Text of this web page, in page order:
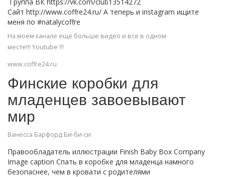
Сайт http://www.coffre24.ru/ А теперь и instagram ищите
меня по #natalycoffre
На моем канале еще больше видео и все в одном
месте!!! Youtube !!!
www.coffre24.ru
Финские коробки для
младенцев завоевывают
мир
Ванесса Барфорд Би-би-си
Правообладатель иллюстрации Finish Baby Box Company
Image caption Спать в коробке для младенца намного
безопаснее, чем в кровати с родителями